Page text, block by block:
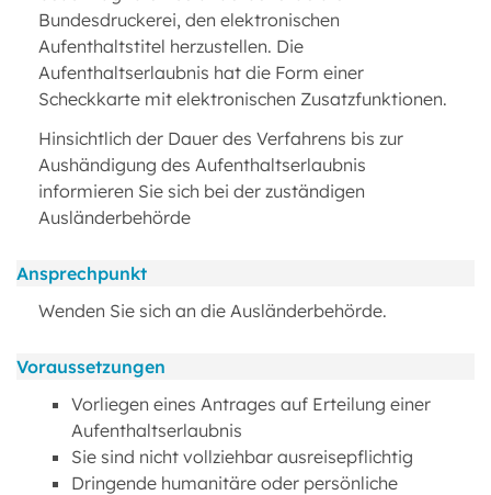
Bundesdruckerei, den elektronischen
Aufenthaltstitel herzustellen. Die
Aufenthaltserlaubnis hat die Form einer
Scheckkarte mit elektronischen Zusatzfunktionen.
Hinsichtlich der Dauer des Verfahrens bis zur
Aushändigung des Aufenthaltserlaubnis
informieren Sie sich bei der zuständigen
Ausländerbehörde
Ansprechpunkt
Wenden Sie sich an die Ausländerbehörde.
Voraussetzungen
Vorliegen eines Antrages auf Erteilung einer
Aufenthaltserlaubnis
Sie sind nicht vollziehbar ausreisepflichtig
Dringende humanitäre oder persönliche